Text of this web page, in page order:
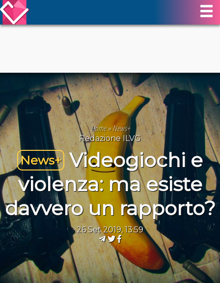
Home»News+
Redazione ILVG
News+ Videogiochi e
violenza: ma esiste
davvero un rapporto?
26 Set 2019, 13:59